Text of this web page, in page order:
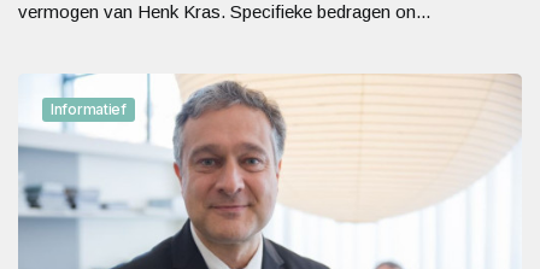
vermogen van Henk Kras. Specifieke bedragen on...
Informatief